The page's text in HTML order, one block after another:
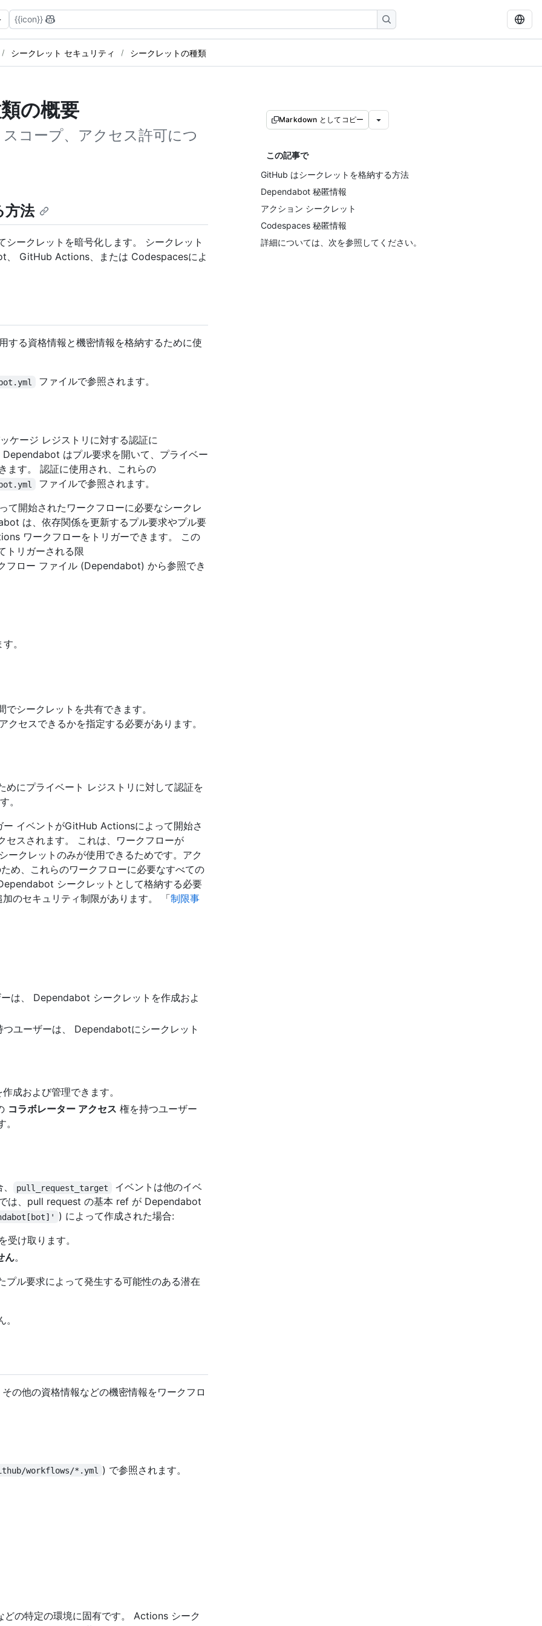
{{icon}}
シークレット セキュリティ シークレットの種類
の概要
コープ、アクセス許可につ
Markdown としてコピー
この記事で
GitHub はシークレットを格納する方法
Dependabot 秘匿情報
アクション シークレット
Codespaces 秘匿情報
詳細については、次を参照してください。
方法
シークレットを暗号化します。 シークレット
、 GitHub Actions、または Codespacesによ
る資格情報と機密情報を格納するために使
ファイルで参照されます。
ケージ レジストリに対する認証に
はプル要求を開いて、プライベー
ます。 認証に使用され、これらの
ファイルで参照されます。
開始されたワークフローに必要なシークレ
は、依存関係を更新するプル要求やプル要
ワークフローをトリガーできます。 この
トリガーされる限
フロー ファイル (Dependabot) から参照でき
。
シークレットを共有できます。
セスできるかを指定する必要があります。
にプライベート レジストリに対して認証を
。
イベントがGitHub Actionsによって開始さ
スされます。 これは、ワークフローが
クレットのみが使用できるためです。アク
め、これらのワークフローに必要なすべての
シークレットとして格納する必要
のセキュリティ制限があります。 「制限事
は、 Dependabot シークレットを作成およ
ユーザーは、 Dependabotにシークレット
成および管理できます。
コラボレーター アクセス 権を持つユーザー
pull_request_target
イベントは他のイベ
は、pull request の基本 ref が Dependabot
) によって作成された場合:
受け取ります。
ん。
ル要求によって発生する可能性のある潜在
の他の資格情報などの機密情報をワークフロ
workflows/*.yml ) で参照されます。
の特定の環境に固有です。 Actions シーク